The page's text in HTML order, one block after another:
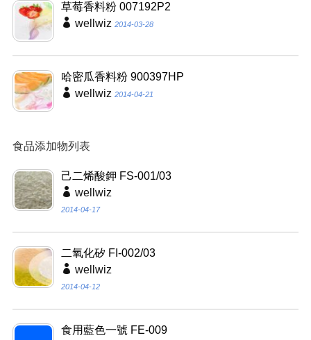
草莓香料粉 007192P2
wellwiz 2014-03-28
哈密瓜香料粉 900397HP
wellwiz 2014-04-21
食品添加物列表
己二烯酸鉀 FS-001/03
wellwiz
2014-04-17
二氧化矽 FI-002/03
wellwiz
2014-04-12
食用藍色一號 FE-009